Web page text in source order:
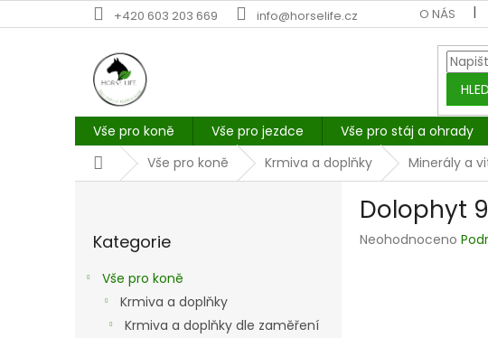
na
+420 603 203 669 info@horselife.cz O NÁS
Vše pro koně Vše pro jezdce Vše pro stáj a ohrady
DomůVše pro koně Krmiva a doplňky Minerály a
kategorie
Kategorie
Vše pro koně
Krmiva a doplňky
Krmiva a doplňky dle zaměření
Dolophyt
Průměrné
Neohodnoceno